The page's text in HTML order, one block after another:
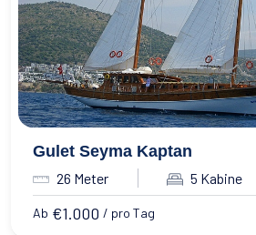
Essen & Trinken
Wie man bucht
Geschäftsbedingungen
Kontakt
Gulet Seyma Kaptan
26 Meter 5 Kabine
Ab €1.000 / pro Tag